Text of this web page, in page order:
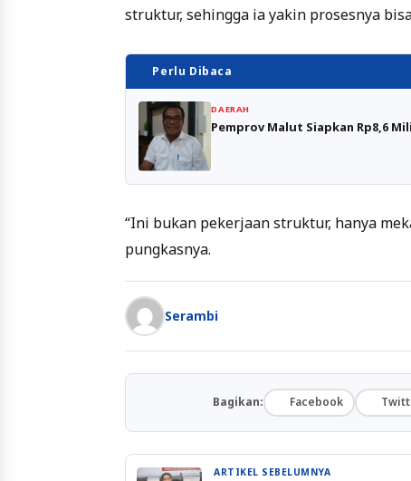
struktur, sehingga ia yakin prosesnya
Perlu Dibaca
DAERAH
Pemprov Malut Siapkan Rp8,6
“Ini bukan pekerjaan struktur, hanya
pungkasnya.
Serambi
Bagikan: Facebook
ARTIKEL SEBELUMNYA